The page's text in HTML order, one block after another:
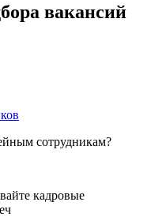
вакансий
сотрудникам?
кадровые